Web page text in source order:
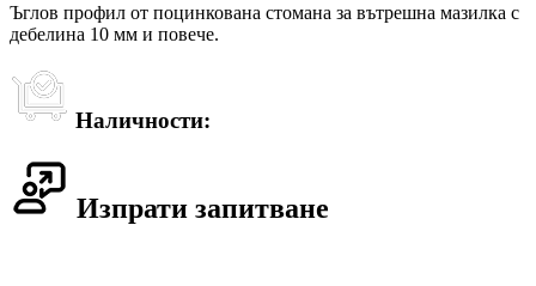
Ъглов профил от поцинкована стомана за вътрешна мазилка с
дебелина 10 мм и повече.
Наличности:
Изпрати запитване